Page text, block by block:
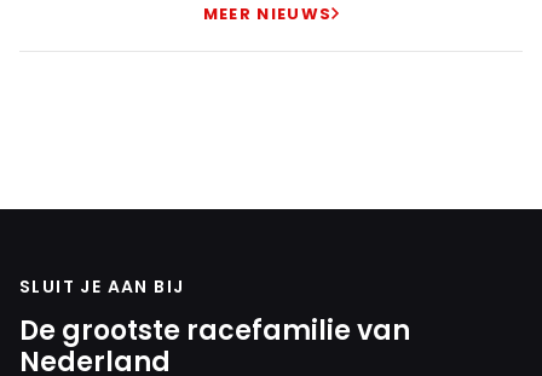
MEER NIEUWS
SLUIT JE AAN BIJ
De grootste racefamilie van
Nederland